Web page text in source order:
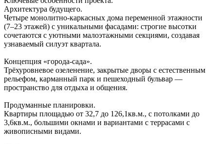
Архитектура будущего.
Четыре монолитно‑каркасных дома переменной этажности
(7–23 этажей) с уникальными фасадами: строгие высотки
сочетаются с уютными малоэтажными секциями, создавая
узнаваемый силуэт квартала.
Концепция «города‑сада».
Трёхуровневое озеленение, закрытые дворы с естественным
рельефом, карманный парк и пешеходный бульвар —
пространство для отдыха и общения.
Продуманные планировки.
Квартиры площадью от 32,7 до 126,1кв.м., с потолками до
3,6кв.м., большими окнами и вариантами с террасами с
живописными видами.